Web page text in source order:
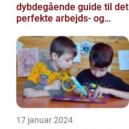
dybdegående guide til det
perfekte arbejds- og
17 januar 2024